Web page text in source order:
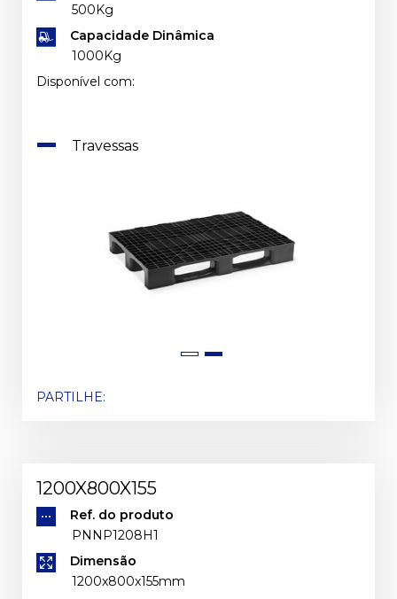
500Kg
Capacidade Dinâmica
1000Kg
Disponível com:
Travessas
PARTILHE:
1200X800X155
Ref. do produto
PNNP1208H1
Dimensão
1200x800x155mm